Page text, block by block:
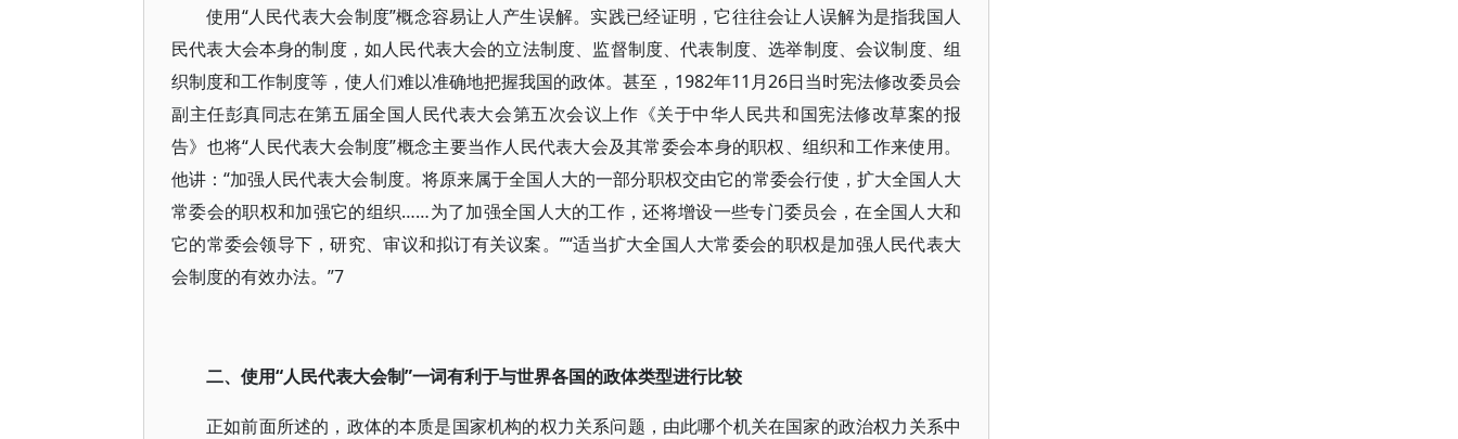
使用“人民代表大会制度”概念容易让人产生误解。实践已经证明，它往往会让人误解为是指我国人
民代表大会本身的制度，如人民代表大会的立法制度、监督制度、代表制度、选举制度、会议制度、组
织制度和工作制度等，使人们难以准确地把握我国的政体。甚至，1982年11月26日当时宪法修改委员会
副主任彭真同志在第五届全国人民代表大会第五次会议上作《关于中华人民共和国宪法修改草案的报
告》也将“人民代表大会制度”概念主要当作人民代表大会及其常委会本身的职权、组织和工作来使用。
他讲：“加强人民代表大会制度。将原来属于全国人大的一部分职权交由它的常委会行使，扩大全国人大
常委会的职权和加强它的组织……为了加强全国人大的工作，还将增设一些专门委员会，在全国人大和
它的常委会领导下，研究、审议和拟订有关议案。”“适当扩大全国人大常委会的职权是加强人民代表大
会制度的有效办法。”7
二、使用“人民代表大会制”一词有利于与世界各国的政体类型进行比较
正如前面所述的，政体的本质是国家机构的权力关系问题，由此哪个机关在国家的政治权力关系中